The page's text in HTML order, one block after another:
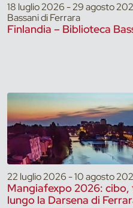
18 luglio 2026 - 29 agosto
Bassani di Ferrara
Finlandia – Biblioteca
22 luglio 2026 - 10 agosto
Mangiafexpo 2026:
lungo la Darsena di